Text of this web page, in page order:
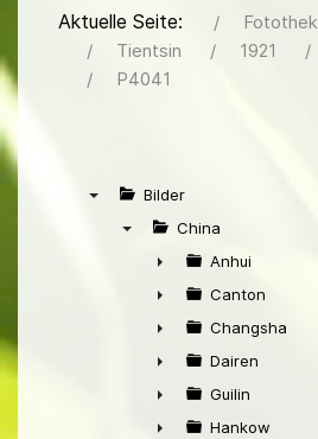
Aktuelle Seite: Fotothek
Tientsin
1921
P4041
Bilder
China
►
Anhui
►
Canton
►
Changsha
►
Dairen
►
Guilin
Hankow